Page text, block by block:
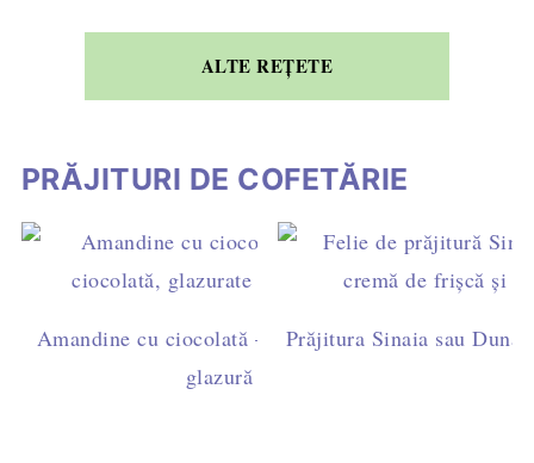
ALTE REȚETE
PRĂJITURI DE COFETĂRIE
Amandine cu ciocolată – rețetă ușoară de casă, cu
glazură simplă (fără fondant)
Prăjitura Sinaia sau